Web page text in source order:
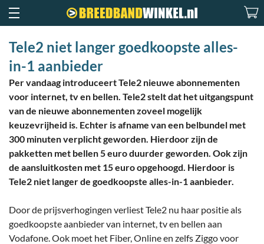
Tele2 niet langer goedkoopste alles-
in-1 aanbieder
Per vandaag introduceert Tele2 nieuwe abonnementen
voor internet, tv en bellen. Tele2 stelt dat het uitgangspunt
van de nieuwe abonnementen zoveel mogelijk
keuzevrijheid is. Echter is afname van een belbundel met
300 minuten verplicht geworden. Hierdoor zijn de
pakketten met bellen 5 euro duurder geworden. Ook zijn
de aansluitkosten met 15 euro opgehoogd. Hierdoor is
Tele2 niet langer de goedkoopste alles-in-1 aanbieder.
Door de prijsverhogingen verliest Tele2 nu haar positie als
goedkoopste aanbieder van internet, tv en bellen aan
Vodafone. Ook moet het Fiber, Online en zelfs Ziggo voor